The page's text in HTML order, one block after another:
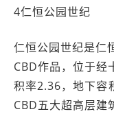
4仁恒公园世纪
仁恒公园世纪是仁
CBD作品，位于经
积率2.36，地下容
CBD五大超高层建